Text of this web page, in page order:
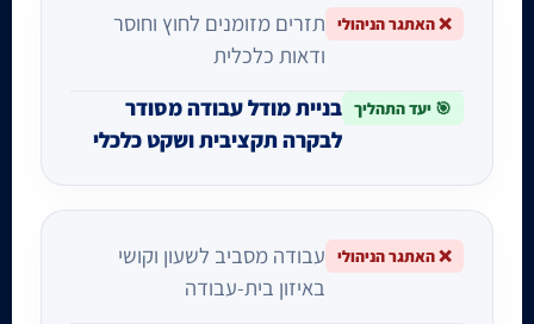
❌ האתגר הניהולי
תזרים מזומנים לחוץ וחוסר
ודאות כלכלית
🎯 יעד התהליך בניית מודל עבודה מסודר
לבקרה תקציבית ושקט כלכלי
❌ האתגר הניהולי
עבודה מסביב לשעון וקושי
באיזון בית-עבודה